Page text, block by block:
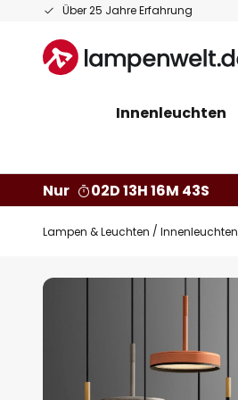
Über 25 Jahre Erfahrung
Zum
springen
Innenleuchten
Nur
02D 13H 16M 42S
Lampen & Leuchten Innenleuchten
Zum
springen